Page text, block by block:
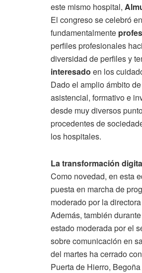
este mismo hospital,
El congreso se celebró en
fundamentalmente
perfiles profesionales
diversidad de perfiles y
interesado en los
Dado el amplio ámbito
asistencial, formativo e
desde muy diversos
procedentes de
los hospitales.
La transformación
Como novedad, en esta
puesta en marcha de
moderado por la
Además, también
estado moderada por el
sobre comunicación en
del martes ha cerrado
Puerta de Hierro,